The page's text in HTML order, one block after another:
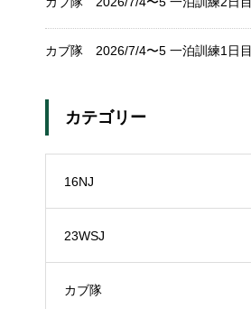
カブ隊 2026/7/4〜5 一泊訓練1日目
カテゴリー
16NJ
23WSJ
カブ隊